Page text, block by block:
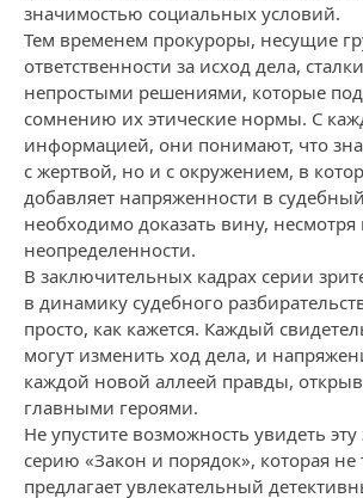
значимостью социальных условий.
Тем временем прокуроры, несущие
ответственности за исход дела,
непростыми решениями, которые
сомнению их этические нормы. С
информацией, они понимают, что
с жертвой, но и с окружением, в
добавляет напряженности в
необходимо доказать вину, несмотря
неопределенности.
В заключительных кадрах серии
в динамику судебного
просто, как кажется. Каждый
могут изменить ход дела, и
каждой новой аллеей правды,
главными героями.
Не упустите возможность увидеть
серию «Закон и порядок», которая не
предлагает увлекательный